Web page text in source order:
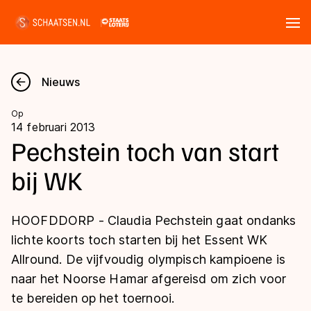
Nieuws
Kalender
Disciplines
Langebaan
Shorttrack
Inlineskaten
Uitslagen
Langebaan
Shorttrack
Marathon
Tijden & historie
Ranglijsten Langebaan
Nieuws
Op
14 februari 2013
Pechstein toch van start
bij WK
HOOFDDORP - Claudia Pechstein gaat ondanks
lichte koorts toch starten bij het Essent WK
Allround. De vijfvoudig olympisch kampioene is
naar het Noorse Hamar afgereisd om zich voor
te bereiden op het toernooi.